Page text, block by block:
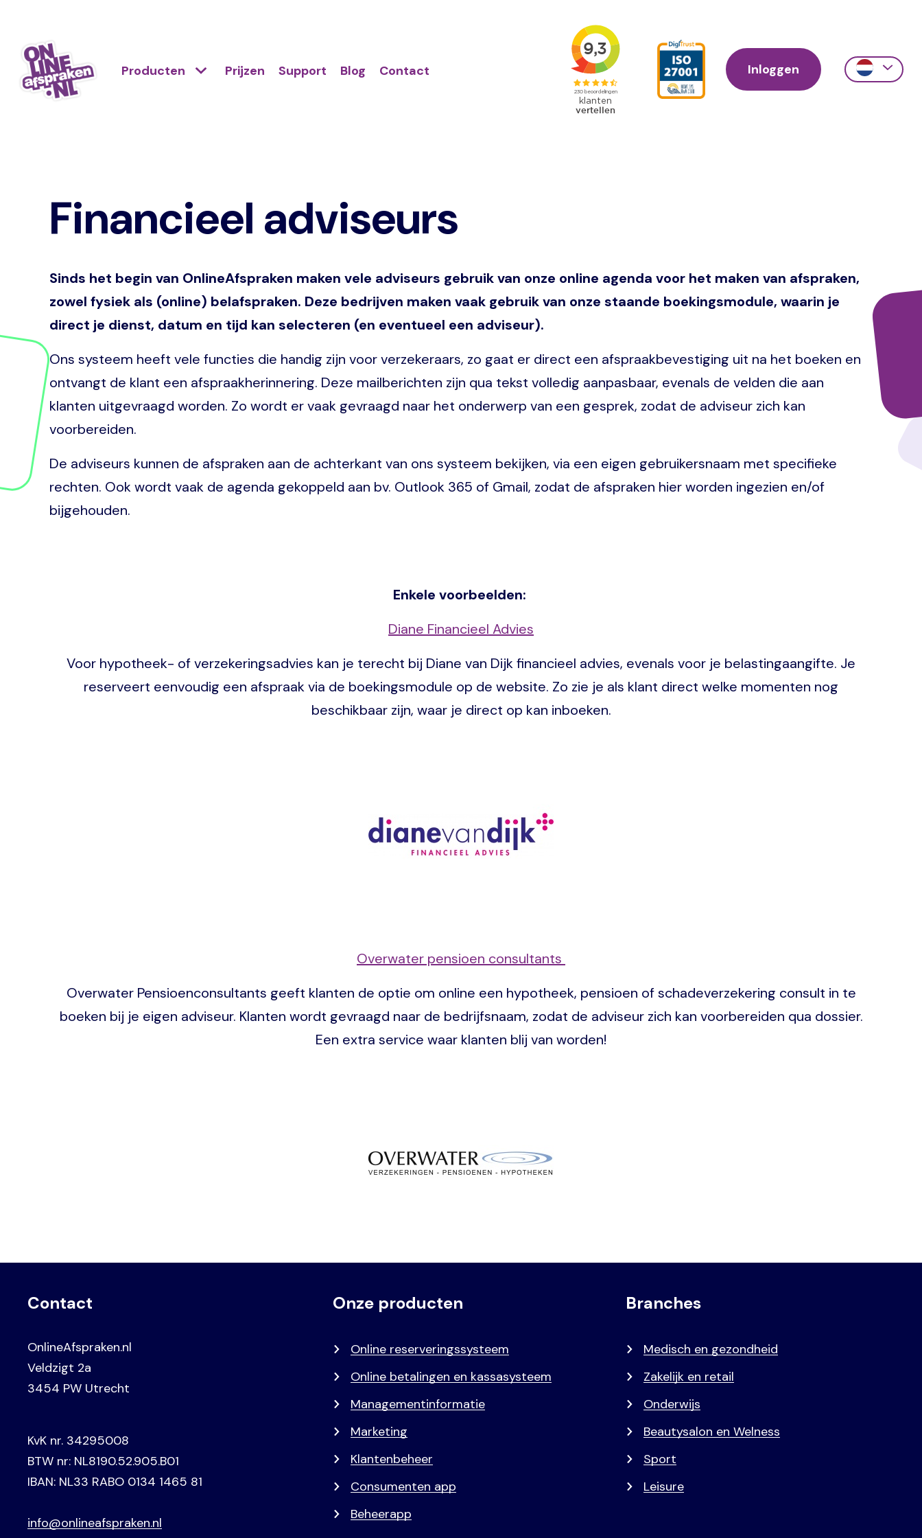
hoofdinhoud
links
Hoofdnavigatie
Primair
Producten Prijzen Support Blog Contact
Action
Primair
menu
Inloggen
Action
Financieel adviseurs
Sinds het begin van OnlineAfspraken maken vele adviseurs gebruik van onze online agenda voor het maken van afspraken,
zowel fysiek als (online) belafspraken. Deze bedrijven maken vaak gebruik van onze staande boekingsmodule, waarin je
direct je dienst, datum en tijd kan selecteren (en eventueel een adviseur).
Ons systeem heeft vele functies die handig zijn voor verzekeraars, zo gaat er direct een afspraakbevestiging uit na het boeken en
ontvangt de klant een afspraakherinnering. Deze mailberichten zijn qua tekst volledig aanpasbaar, evenals de velden die aan
klanten uitgevraagd worden. Zo wordt er vaak gevraagd naar het onderwerp van een gesprek, zodat de adviseur zich kan
voorbereiden.
De adviseurs kunnen de afspraken aan de achterkant van ons systeem bekijken, via een eigen gebruikersnaam met specifieke
rechten. Ook wordt vaak de agenda gekoppeld aan bv. Outlook 365 of Gmail, zodat de afspraken hier worden ingezien en/of
bijgehouden.
Enkele voorbeelden:
Diane Financieel Advies
Voor hypotheek- of verzekeringsadvies kan je terecht bij Diane van Dijk financieel advies, evenals voor je belastingaangifte. Je
reserveert eenvoudig een afspraak via de boekingsmodule op de website. Zo zie je als klant direct welke momenten nog
beschikbaar zijn, waar je direct op kan inboeken.
Overwater pensioen consultants
Overwater Pensioenconsultants geeft klanten de optie om online een hypotheek, pensioen of schadeverzekering consult in te
boeken bij je eigen adviseur. Klanten wordt gevraagd naar de bedrijfsnaam, zodat de adviseur zich kan voorbereiden qua dossier.
Een extra service waar klanten blij van worden!
Contact
OnlineAfspraken.nl
Veldzigt 2a
3454 PW Utrecht
KvK nr. 34295008
BTW nr: NL8190.52.905.B01
IBAN: NL33 RABO 0134 1465 81
info@onlineafspraken.nl
Voet
Primair
Onze producten
Online reserveringssysteem
Online betalingen en kassasysteem
Managementinformatie
Marketing
Klantenbeheer
Consumenten app
Beheerapp
Branches
Medisch en gezondheid
Zakelijk en retail
Onderwijs
Beautysalon en Welness
Sport
Leisure